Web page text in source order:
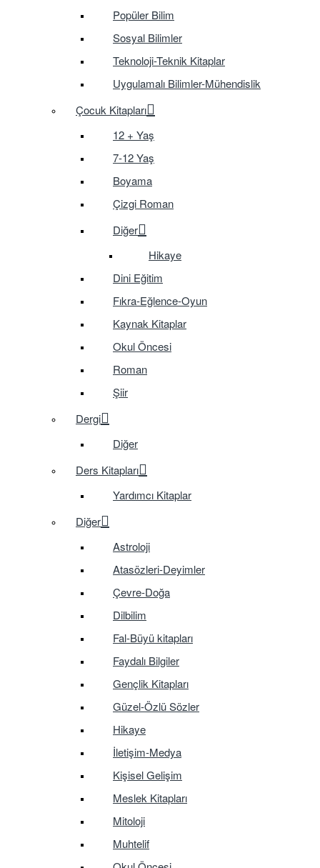
Popüler Bilim
Sosyal Bilimler
Teknoloji-Teknik Kitaplar
Uygulamalı Bilimler-Mühendislik
Çocuk Kitapları
12 + Yaş
7-12 Yaş
Boyama
Çizgi Roman
Diğer
Hikaye
Dini Eğitim
Fıkra-Eğlence-Oyun
Kaynak Kitaplar
Okul Öncesi
Roman
Şiir
Dergi
Diğer
Ders Kitapları
Yardımcı Kitaplar
Diğer
Astroloji
Atasözleri-Deyimler
Çevre-Doğa
Dilbilim
Fal-Büyü kitapları
Faydalı Bilgiler
Gençlik Kitapları
Güzel-Özlü Sözler
Hikaye
İletişim-Medya
Kişisel Gelişim
Meslek Kitapları
Mitoloji
Muhtelif